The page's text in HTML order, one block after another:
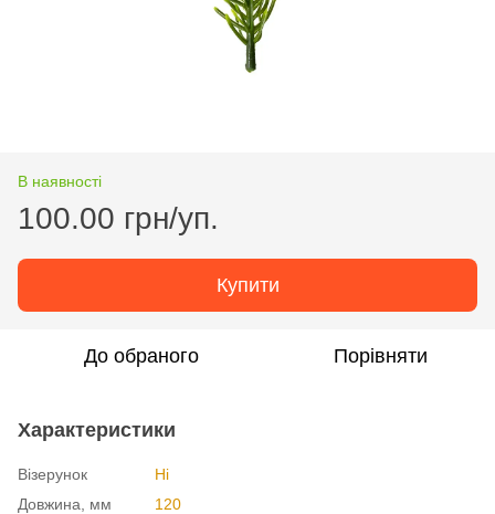
В наявності
100.00 грн/уп.
Купити
До обраного Порівняти
Характеристики
Візерунок
Ні
Довжина, мм
120